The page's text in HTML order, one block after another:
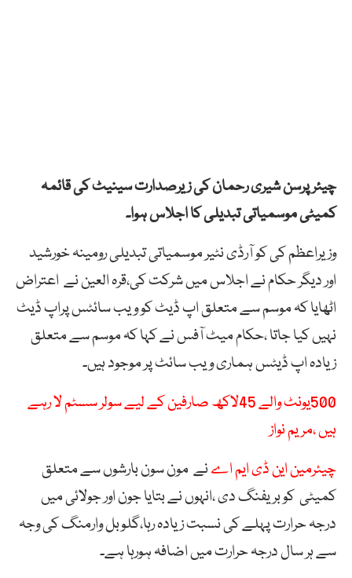
چیئرپرسن شیری رحمان کی زیرصدارت سینیٹ کی قائمہ
کمیٹی موسمیاتی تبدیلی کا اجلاس ہوا۔
وزیراعظم کی کو آرڈی نٹیر موسمیاتی تبدیلی رومینہ خورشید
اور دیگر حکام نے اجلاس میں شرکت کی،قرہ العین نے اعتراض
اٹھایا کہ موسم سے متعلق اپ ڈیٹ کو ویب سائٹس پراپ ڈیٹ
نہیں کیا جاتا ،حکام میٹ آفس نے کہا کہ موسم سے متعلق
زیادہ اپ ڈیٹس ہماری ویب سائٹ پر موجود ہیں۔
500یونٹ والے 45لاکھ صارفین کے لیے سولر سسٹم لا رہے
ہیں ،مریم نواز
چیئرمین این ڈی ایم اےنے مون سون بارشوں سے متعلق
کمیٹی کو بریفنگ دی ،انہوں نے بتایا جون اور جولائی میں
درجہ حرارت پہلے کی نسبت زیادہ رہا،گلوبل وارمنگ کی وجہ
سے ہر سال درجہ حرارت میں اضافہ ہورہا ہے۔